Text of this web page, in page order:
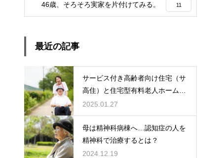
46歳、そろそろ実家を片付けてみる。 11
最近の記事
サービス付き高齢者向け住宅（サ
高住）と住宅型有料老人ホーム：
どちらを選ぶ？
2025.01.27
母は精神科病棟へ…認知症の人を
精神科で治療するとは？
2024.12.19